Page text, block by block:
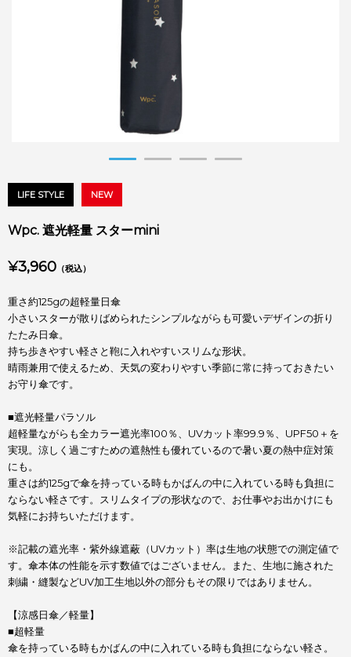
LIFE STYLE NEW
Wpc. 遮光軽量 スターmini
¥3,960 （税込）
重さ約125gの超軽量日傘
小さいスターが散りばめられたシンプルながらも可愛いデザインの折り
たたみ日傘。
持ち歩きやすい軽さと鞄に入れやすいスリムな形状。
晴雨兼用で使えるため、天気の変わりやすい季節に常に持っておきたい
お守り傘です。
■遮光軽量パラソル
超軽量ながらも全カラー遮光率100％、UVカット率99.9％、UPF50＋を
実現。涼しく過ごすための遮熱性も優れているので暑い夏の熱中症対策
にも。
重さは約125gで傘を持っている時もかばんの中に入れている時も負担に
ならない軽さです。スリムタイプの形状なので、お仕事やお出かけにも
気軽にお持ちいただけます。
※記載の遮光率・紫外線遮蔽（UVカット）率は生地の状態での測定値で
す。傘本体の性能を示す数値ではございません。また、生地に施された
刺繍・縫製などUV加工生地以外の部分もその限りではありません。
【涼感日傘／軽量】
■超軽量
傘を持っている時もかばんの中に入れている時も負担にならない軽さ。